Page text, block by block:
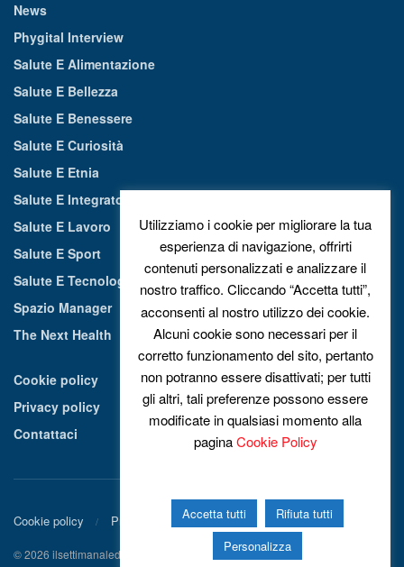
News
Phygital Interview
Salute E Alimentazione
Salute E Bellezza
Salute E Benessere
Salute E Curiosità
Salute E Etnia
Salute E Integratori Alimentari
Salute E Lavoro
Salute E Sport
Salute E Tecnologia
Spazio Manager
The Next Health
Cookie policy
Privacy policy
Contattaci
Cookie policy Privacy policy Contattaci
© 2026 ilsettimanaledellasalute.it - Tutti i diritti riservati.
Utilizziamo i cookie per migliorare la tua
esperienza di navigazione, offrirti
contenuti personalizzati e analizzare il
nostro traffico. Cliccando “Accetta tutti”,
acconsenti al nostro utilizzo dei cookie.
Alcuni cookie sono necessari per il
corretto funzionamento del sito, pertanto
non potranno essere disattivati; per tutti
gli altri, tali preferenze possono essere
modificate in qualsiasi momento alla
paginaCookie Policy
Accetta tutti
Rifiuta tutti
Personalizza